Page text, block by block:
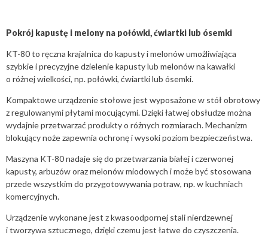
Pokrój kapustę i melony na połówki, ćwiartki lub ósemki
KT-80 to ręczna krajalnica do kapusty i melonów umożliwiająca
szybkie i precyzyjne dzielenie kapusty lub melonów na kawałki
o różnej wielkości, np. połówki, ćwiartki lub ósemki.
Kompaktowe urządzenie stołowe jest wyposażone w stół obrotowy
z regulowanymi płytami mocującymi. Dzięki łatwej obsłudze można
wydajnie przetwarzać produkty o różnych rozmiarach. Mechanizm
blokujący noże zapewnia ochronę i wysoki poziom bezpieczeństwa.
Maszyna KT-80 nadaje się do przetwarzania białej i czerwonej
kapusty, arbuzów oraz melonów miodowych i może być stosowana
przede wszystkim do przygotowywania potraw, np. w kuchniach
komercyjnych.
Urządzenie wykonane jest z kwasoodpornej stali nierdzewnej
i tworzywa sztucznego, dzięki czemu jest łatwe do czyszczenia.